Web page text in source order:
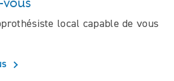
vous
local capable de vous